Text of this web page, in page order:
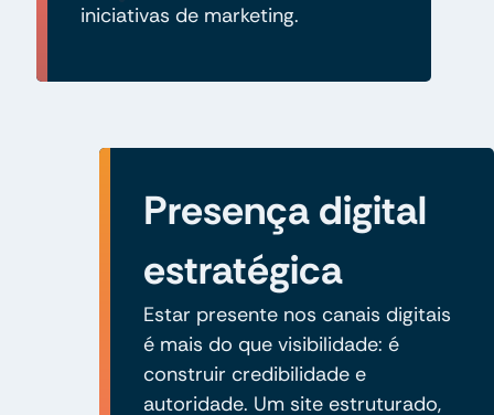
iniciativas de marketing.
Presença digital
estratégica
Estar presente nos canais digitais
é mais do que visibilidade: é
construir credibilidade e
autoridade. Um site estruturado,